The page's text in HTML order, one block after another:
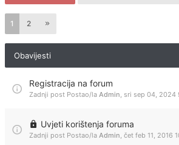
1 2
Obavijesti
Registracija na forum
Zadnji post Postao/la Admin, sri sep 04, 2024
Uvjeti korištenja foruma
Zadnji post Postao/la Admin, čet feb 11, 2016